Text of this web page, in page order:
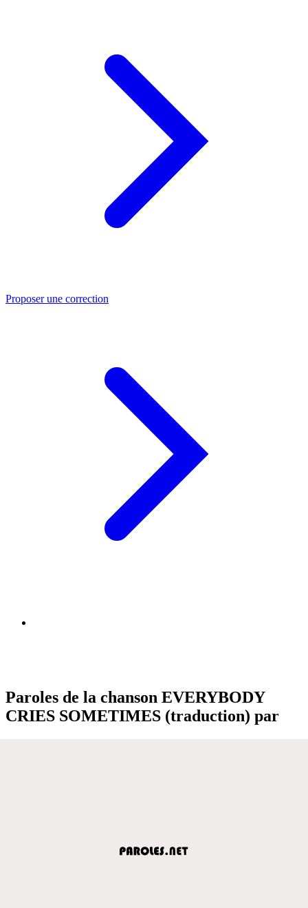
Proposer une correction
Paroles de la chanson EVERYBODY
CRIES SOMETIMES (traduction) par